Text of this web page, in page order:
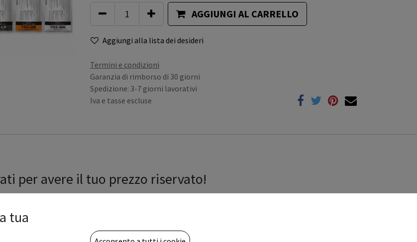
AGGIUNGI AL CARRELLO
Aggiungi alla lista dei desideri
Termini e condizioni
Garanzia di rimborso di 30 giorni
Spedizione: 3-7 giorni lavorativi
Iva e tasse escluse
per avere il tuo prezzo riservato!
tua